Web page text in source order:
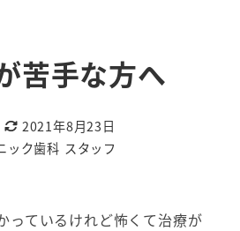
苦手な方へ
更新日
2021年8月23日
ック歯科 スタッフ
っているけれど怖くて治療が